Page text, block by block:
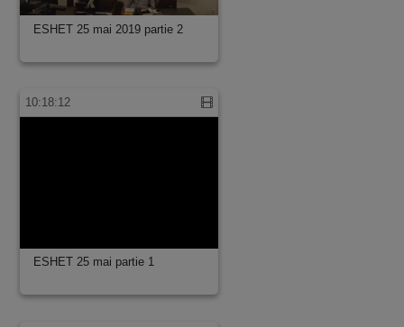
ESHET 25 mai 2019 partie 2
10:18:12
ESHET 25 mai partie 1